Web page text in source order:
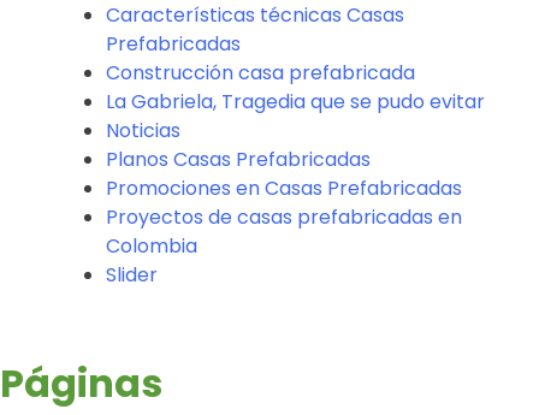
Características técnicas Casas
Prefabricadas
Construcción casa prefabricada
La Gabriela, Tragedia que se pudo evitar
Noticias
Planos Casas Prefabricadas
Promociones en Casas Prefabricadas
Proyectos de casas prefabricadas en
Colombia
Slider
Páginas